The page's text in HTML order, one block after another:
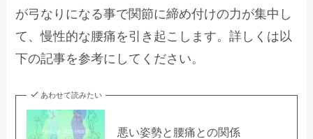
が弓なりになる事で関節に締め付けの力が集中し
て、慢性的な腰痛を引き起こします。詳しくは以
下の記事を参考にしてください。
あわせて読みたい
悪い姿勢と腰痛との関係